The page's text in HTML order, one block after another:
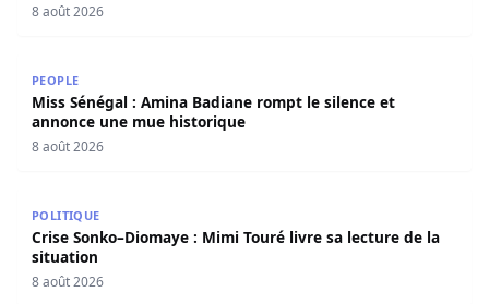
8 août 2026
PEOPLE
Miss Sénégal : Amina Badiane rompt le silence et
annonce une mue historique
8 août 2026
POLITIQUE
Crise Sonko–Diomaye : Mimi Touré livre sa lecture de la
situation
8 août 2026